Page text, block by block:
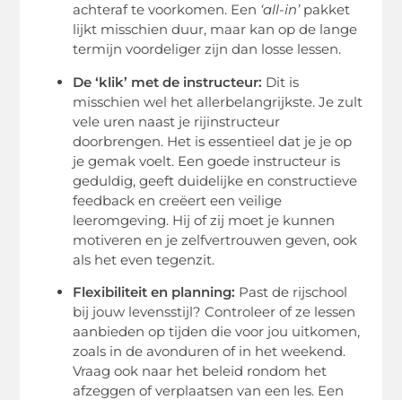
achteraf te voorkomen. Een ‘all-in’pakket
lijkt misschien duur, maar kan op de lange
termijn voordeliger zijn dan losse lessen.
De ‘klik’ met de instructeur: Dit is
misschien wel het allerbelangrijkste. Je zult
vele uren naast je rijinstructeur
doorbrengen. Het is essentieel dat je je op
je gemak voelt. Een goede instructeur is
geduldig, geeft duidelijke en constructieve
feedback en creëert een veilige
leeromgeving. Hij of zij moet je kunnen
motiveren en je zelfvertrouwen geven, ook
als het even tegenzit.
Flexibiliteit en planning: Past de rijschool
bij jouw levensstijl? Controleer of ze lessen
aanbieden op tijden die voor jou uitkomen,
zoals in de avonduren of in het weekend.
Vraag ook naar het beleid rondom het
afzeggen of verplaatsen van een les. Een